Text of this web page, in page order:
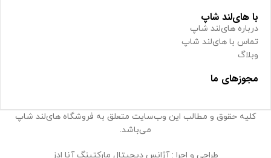
با های‌لند شاپ
درباره های‌لند شاپ
تماس با های‌لند شاپ
وبلاگ
مجوزهای ما
کلیه حقوق و مطالب این وب‌سایت متعلق به فروشگاه های‌لند شاپ
می‌باشد.
طراحی و اجرا : آژانس دیجیتال مارکتینگ آنا ادز